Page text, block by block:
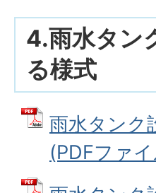
4.雨水タン
る様式
雨水タンク
(PDFファ